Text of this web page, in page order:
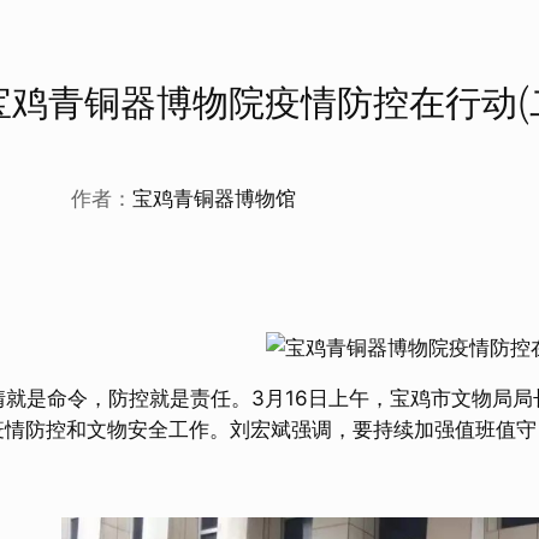
鸡青铜器博物院疫情防控在行动
作者： 宝鸡青铜器博物馆
命令，防控就是责任。3月16日上午，宝鸡市文物局局
防控和文物安全工作。刘宏斌强调，要持续加强值班值